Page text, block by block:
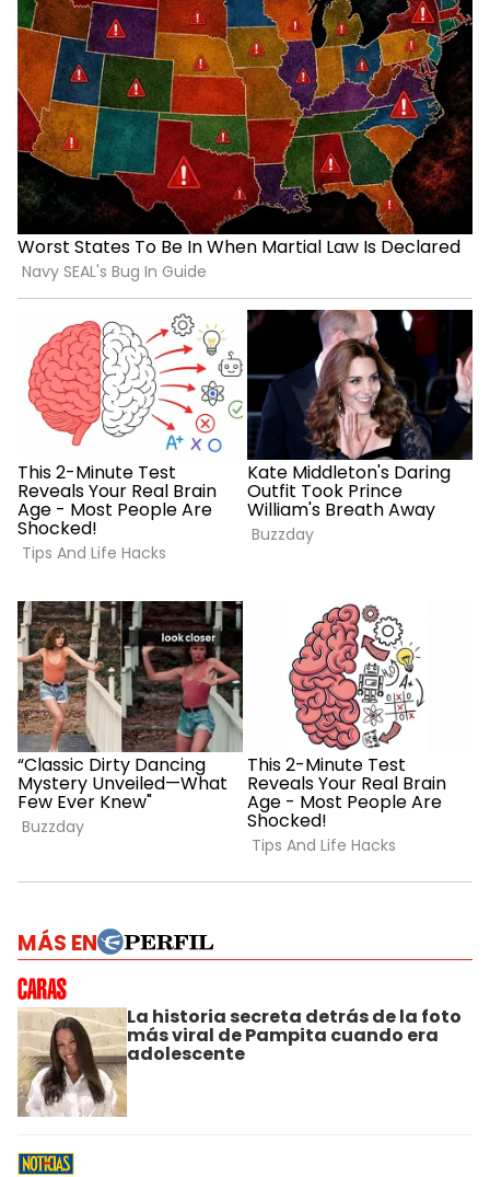
MÁS EN
La historia secreta detrás de la foto
más viral de Pampita cuando era
adolescente